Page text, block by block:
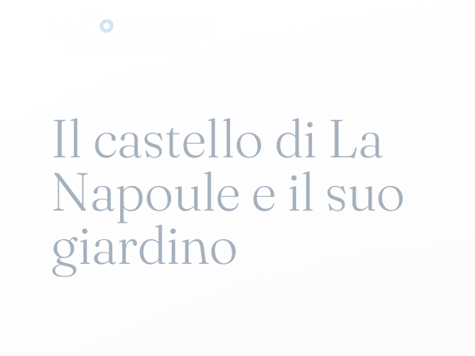
Il castello di La
Napoule e il suo
giardino